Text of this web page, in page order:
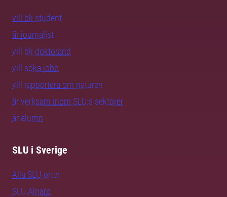
vill bli student
är journalist
vill bli doktorand
vill söka jobb
vill rapportera om naturen
är verksam inom SLU:s sektorer
är alumn
SLU i Sverige
Alla SLU-orter
SLU Alnarp